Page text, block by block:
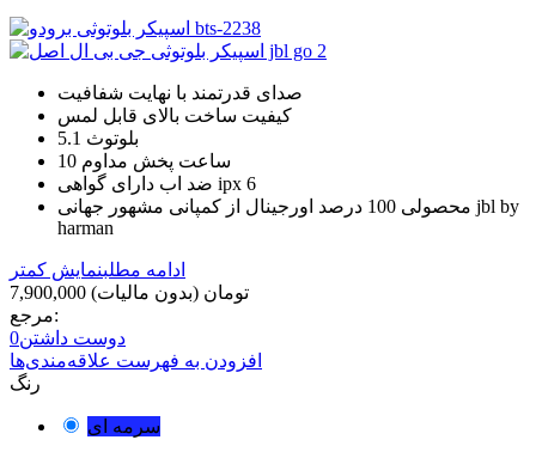
صدای قدرتمند با نهایت شفافیت
کیفیت ساخت بالای قابل لمس
بلوتوث 5.1
10 ساعت پخش مداوم
ضد اب دارای گواهی ipx 6
محصولی 100 درصد اورجینال از کمپانی مشهور جهانی jbl by
harman
ادامه مطلبنمایش کمتر
7,900,000 تومان (بدون مالیات)
مرجع:
دوست داشتن0
افزودن به فهرست علاقه‌مندی‌ها
رنگ
سرمه ای